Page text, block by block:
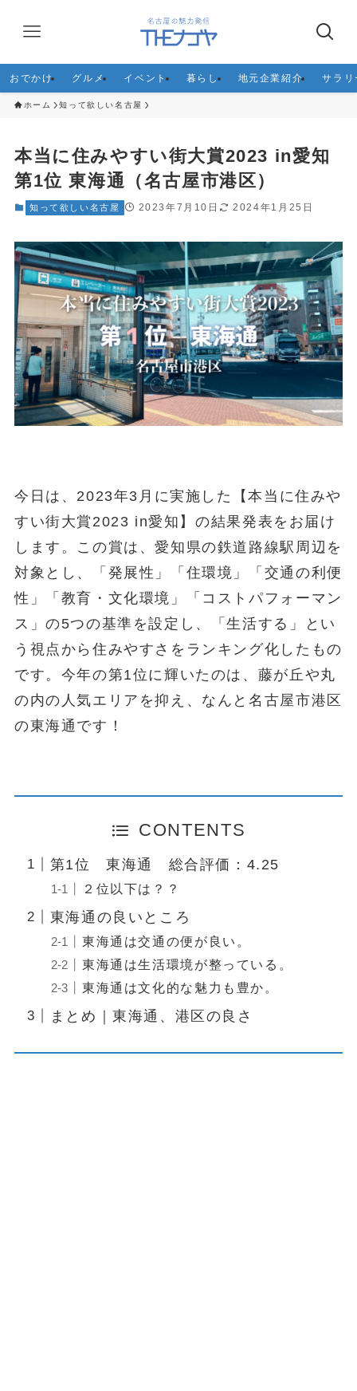
おでかけ グルメ イベント 暮らし 地元企業紹介 サラリ
ホーム 知って欲しい名古屋
本当に住みやすい街大賞2023 in愛知
第1位 東海通（名古屋市港区）
知って欲しい名古屋 2023年7月10日 2024年1月25日
今日は、2023年3月に実施した【本当に住みや
すい街大賞2023 in愛知】の結果発表をお届け
します。この賞は、愛知県の鉄道路線駅周辺を
対象とし、「発展性」「住環境」「交通の利便
性」「教育・文化環境」「コストパフォーマン
ス」の5つの基準を設定し、「生活する」とい
う視点から住みやすさをランキング化したもの
です。今年の第1位に輝いたのは、藤が丘や丸
の内の人気エリアを抑え、なんと名古屋市港区
の東海通です！
CONTENTS
第1位 東海通 総合評価：4.25
２位以下は？？
東海通の良いところ
東海通は交通の便が良い。
東海通は生活環境が整っている。
東海通は文化的な魅力も豊か。
まとめ｜東海通、港区の良さ